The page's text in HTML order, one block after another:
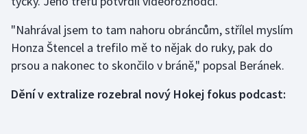
Triatlon
"Nahrával jsem to tam nahoru obráncům, střílel myslím
Honza Štencel a trefilo mě to nějak do ruky, pak do
prsou a nakonec to skončilo v bráně," popsal Beránek.
Dění v extralize rozebral nový Hokej fokus podcast: